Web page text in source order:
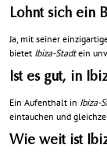
Lohnt sich ein
Ja, mit seiner
bietet Ibiza-Stadtein
Ist es gut, in
Ein Aufenthalt in Ibiza-
eintauchen und
Wie weit ist